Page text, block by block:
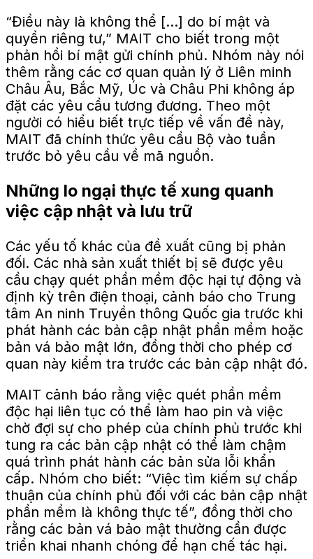
“Điều này là không thể […] do bí mật và
quyền riêng tư,” MAIT cho biết trong một
phản hồi bí mật gửi chính phủ. Nhóm này nói
thêm rằng các cơ quan quản lý ở Liên minh
Châu Âu, Bắc Mỹ, Úc và Châu Phi không áp
đặt các yêu cầu tương đương. Theo một
người có hiểu biết trực tiếp về vấn đề này,
MAIT đã chính thức yêu cầu Bộ vào tuần
trước bỏ yêu cầu về mã nguồn.
Những lo ngại thực tế xung quanh
việc cập nhật và lưu trữ
Các yếu tố khác của đề xuất cũng bị phản
đối. Các nhà sản xuất thiết bị sẽ được yêu
cầu chạy quét phần mềm độc hại tự động và
định kỳ trên điện thoại, cảnh báo cho Trung
tâm An ninh Truyền thông Quốc gia trước khi
phát hành các bản cập nhật phần mềm hoặc
bản vá bảo mật lớn, đồng thời cho phép cơ
quan này kiểm tra trước các bản cập nhật đó.
MAIT cảnh báo rằng việc quét phần mềm
độc hại liên tục có thể làm hao pin và việc
chờ đợi sự cho phép của chính phủ trước khi
tung ra các bản cập nhật có thể làm chậm
quá trình phát hành các bản sửa lỗi khẩn
cấp. Nhóm cho biết: “Việc tìm kiếm sự chấp
thuận của chính phủ đối với các bản cập nhật
phần mềm là không thực tế”, đồng thời cho
rằng các bản vá bảo mật thường cần được
triển khai nhanh chóng để hạn chế tác hại.